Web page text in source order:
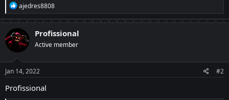
R
e
a
c
t
i
o
n
s
:
ajedres8808
Profissional
Active member
Jan 14, 2022 #2
Profissional